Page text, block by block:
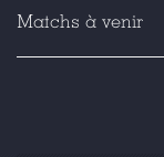
Matchs à venir